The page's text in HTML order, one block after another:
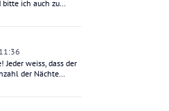
ich auch zu
Jeder weiss, dass der
der Nächte